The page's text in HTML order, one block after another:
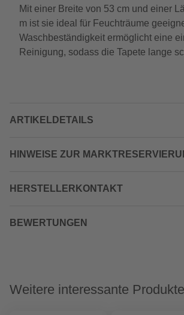
Mit einer Breite von 53 cm und einer
m ist sie ideal für Feuchträume
Waschbeständigkeit ermöglicht eine
Reinigung, sodass die Tapete lange
ARTIKELDETAILS
HINWEISE ZUR
HERSTELLERKONTAKT
BEWERTUNGEN
Weitere interessante Produkte